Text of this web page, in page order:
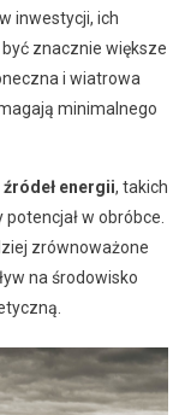
inwestycji, ich
znacznie większe
i wiatrowa
minimalnego
energii, takich
w obróbce.
zrównoważone
na środowisko